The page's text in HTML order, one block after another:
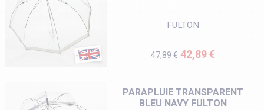
FULTON
Prix de base
47,89 € Prix
42,89 €
PARAPLUIE TRANSPARENT
BLEU NAVY FULTON